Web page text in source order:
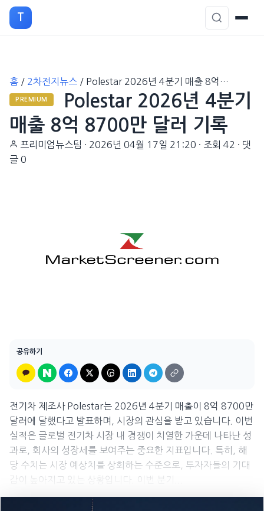
T
홈 / 2차전지뉴스 / Polestar 2026년 4분기 매출 8억…
PREMIUM
Polestar 2026년 4분기
매출 8억 8700만 달러 기록
프리미엄뉴스팀 · 2026년 04월 17일 21:20 · 조회 42 · 댓
글 0
공유하기
전기차 제조사 Polestar는 2026년 4분기 매출이 8억 8700만
달러에 달했다고 발표하며, 시장의 관심을 받고 있습니다. 이번
실적은 글로벌 전기차 시장 내 경쟁이 치열한 가운데 나타난 성
과로, 회사의 성장세를 보여주는 중요한 지표입니다. 특히, 해
당 수치는 시장 예상치를 상회하는 수준으로, 투자자들의 기대
감이 높아지고 있는 상황입니다. 이번 분기...